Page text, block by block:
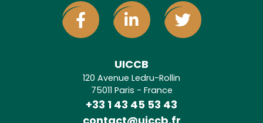
UICCB
120 Avenue Ledru-Rollin
75011 Paris - France
+33 1 43 45 53 43